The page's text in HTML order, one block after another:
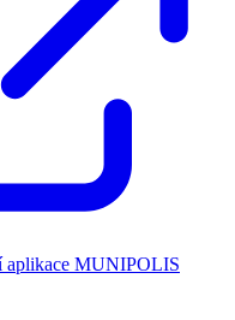
aplikace MUNIPOLIS